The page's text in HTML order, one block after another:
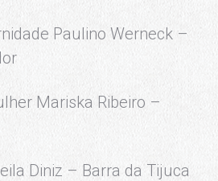
Paulino Werneck –
Mariska Ribeiro –
Diniz – Barra da Tijuca